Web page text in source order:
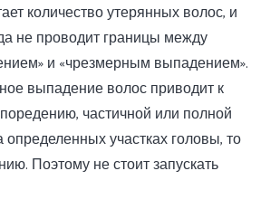
количество утерянных волос, и
не проводит границы между
и «чрезмерным выпадением».
выпадение волос приводит к
частичной или полной
определенных участках головы, то
Поэтому не стоит запускать